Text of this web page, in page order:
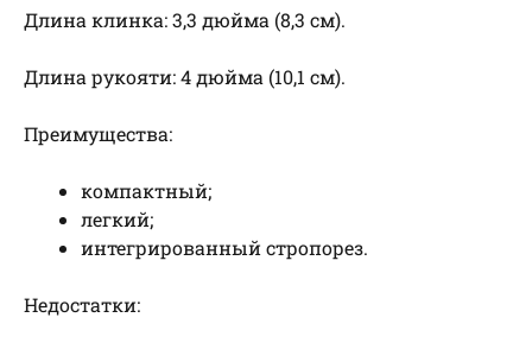
Длина клинка: 3,3 дюйма (8,3 см).
Длина рукояти: 4 дюйма (10,1 см).
Преимущества:
компактный;
легкий;
интегрированный стропорез.
Недостатки: